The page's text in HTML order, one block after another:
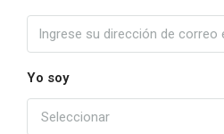
Yo soy
Seleccionar